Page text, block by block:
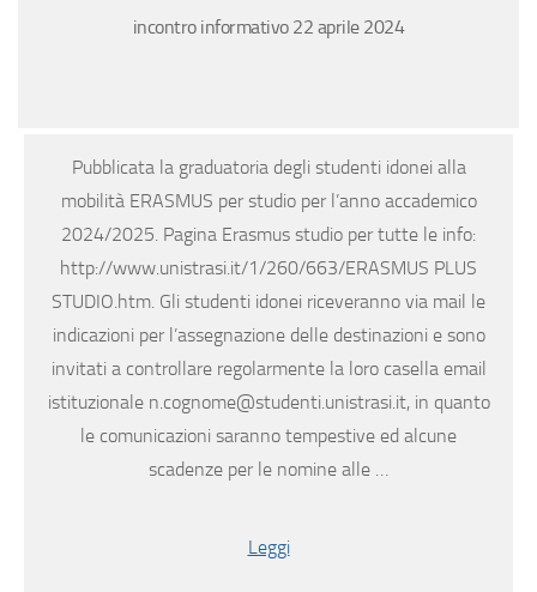
incontro informativo 22 aprile 2024
Pubblicata la graduatoria degli studenti idonei alla
mobilità ERASMUS per studio per l’anno accademico
2024/2025. Pagina Erasmus studio per tutte le info:
http://www.unistrasi.it/1/260/663/ERASMUS PLUS
STUDIO.htm. Gli studenti idonei riceveranno via mail le
indicazioni per l’assegnazione delle destinazioni e sono
invitati a controllare regolarmente la loro casella email
istituzionale n.cognome@studenti.unistrasi.it, in quanto
le comunicazioni saranno tempestive ed alcune
scadenze per le nomine alle …
Leggi